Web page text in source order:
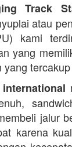
Track
atau
kami
yang
jalur
karena